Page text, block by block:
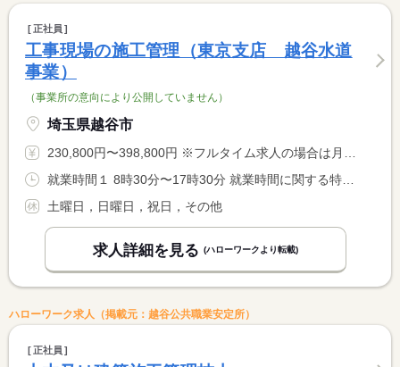
正社員
工事現場の施工管理（東京支店 越谷水道
事業）
（事業所の意向により公開していません）
埼玉県越谷市
230,800円〜398,800円 ※フルタイム求人の場合は月額（換算額）、パート求人の場合は時間額を表示しています。
土曜日，日曜日，祝日，その他
求人詳細を見る (ハローワークより転載)
ハローワーク求人（掲載元：越谷公共職業安定所）
正社員